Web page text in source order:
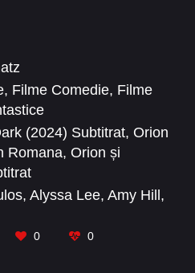
, Filme Comedie, Filme
(2024) Subtitrat, Orion
Romana, Orion și
, Alyssa Lee, Amy Hill ,
Golda Rosheuvel
0 0